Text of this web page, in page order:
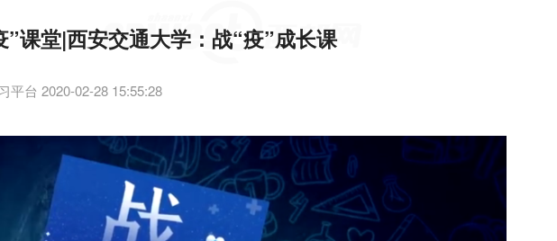
”课堂|西安交通大学：战“疫”成长课
平台 2020-02-28 15:55:28